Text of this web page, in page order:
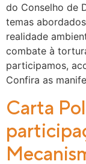
do Conselho de
temas
realidade
combate à
participamos,
Confira as
Carta